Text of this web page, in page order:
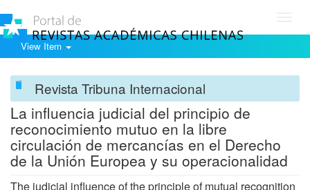
View Item
Revista Tribuna Internacional
La influencia judicial del principio de
reconocimiento mutuo en la libre
circulación de mercancías en el Derecho
de la Unión Europea y su operacionalidad
The judicial influence of the principle of mutual recognition